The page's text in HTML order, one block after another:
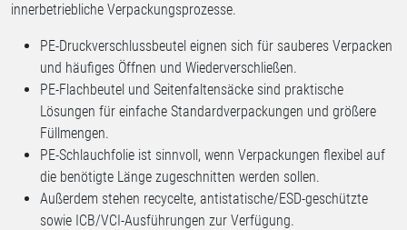
innerbetriebliche Verpackungsprozesse.
PE-Druckverschlussbeutel eignen sich für sauberes Verpacken
und häufiges Öffnen und Wiederverschließen.
PE-Flachbeutel und Seitenfaltensäcke sind praktische
Lösungen für einfache Standardverpackungen und größere
Füllmengen.
PE-Schlauchfolie ist sinnvoll, wenn Verpackungen flexibel auf
die benötigte Länge zugeschnitten werden sollen.
Außerdem stehen recycelte, antistatische/ESD-geschützte
sowie ICB/VCI-Ausführungen zur Verfügung.